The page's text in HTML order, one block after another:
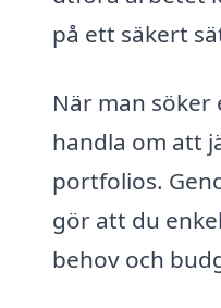
på ett säkert
När man
handla om att
portfolios.
gör att du
behov och